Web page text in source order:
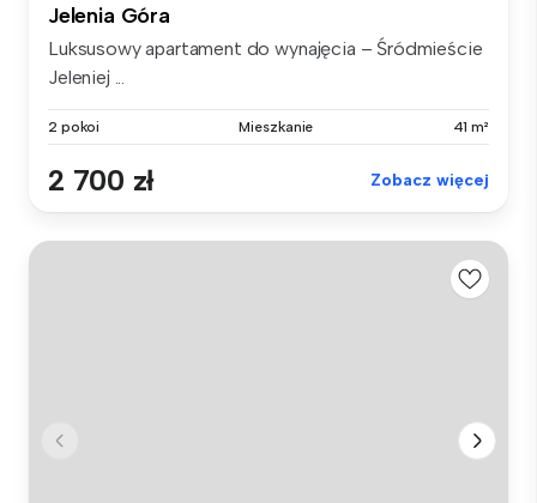
Jelenia Góra
Luksusowy apartament do wynajęcia – Śródmieście
Jeleniej ...
2 pokoi Mieszkanie 41 m²
2 700 zł Zobacz więcej